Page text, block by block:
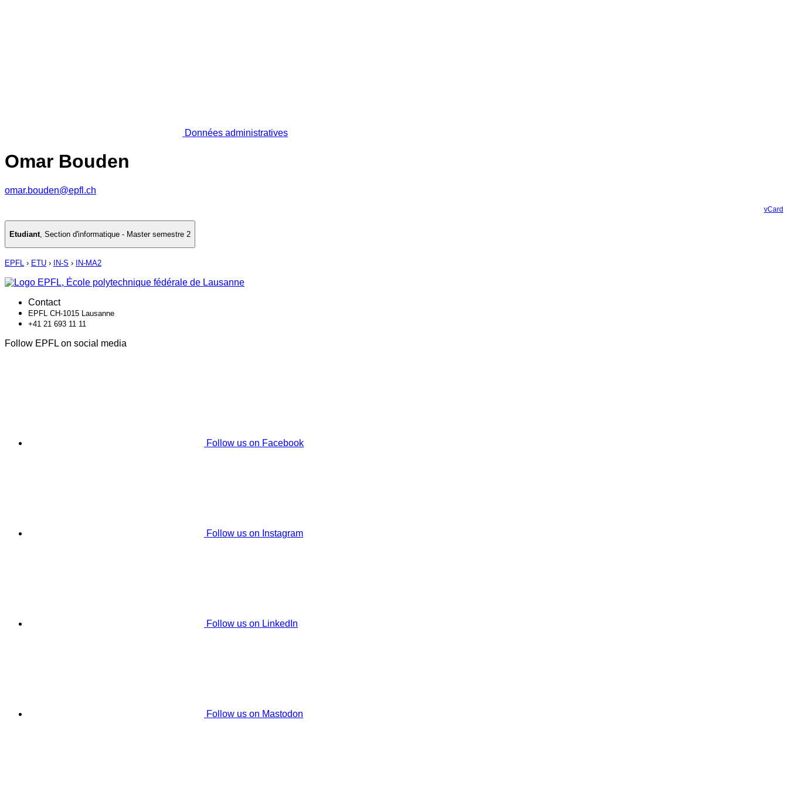
Données administratives
Omar Bouden
omar.bouden@epfl.ch
vCard
Etudiant, Section d'informatique - Master semestre 2
EPFL › ETU › IN-S › IN-MA2
Contact
EPFL CH-1015 Lausanne
+41 21 693 11 11
Follow EPFL on social media
Follow us on Facebook
Follow us on Instagram
Follow us on LinkedIn
Follow us on Mastodon